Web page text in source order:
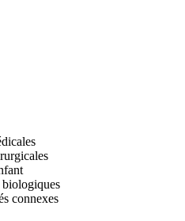
biologiques
connexes